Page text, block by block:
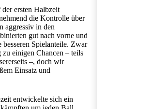
ersten Halbzeit
die Kontrolle über
aggressiv in den
gut nach vorne und
besseren Spielanteile. Zwar
einigen Chancen – teils
–, doch wir
Einsatz und
entwickelte sich ein